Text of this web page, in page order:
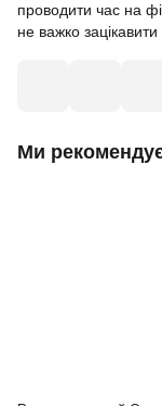
проводити час на
не важко
Ми